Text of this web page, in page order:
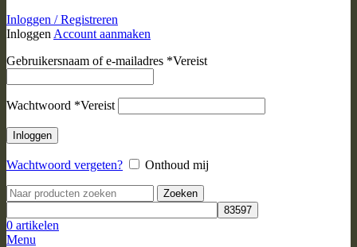
Inloggen / Registreren
Inloggen Account aanmaken
Gebruikersnaam of e-mailadres *Vereist
Wachtwoord *Vereist
Inloggen
Wachtwoord vergeten? Onthoud mij
Zoeken
0 artikelen
Menu